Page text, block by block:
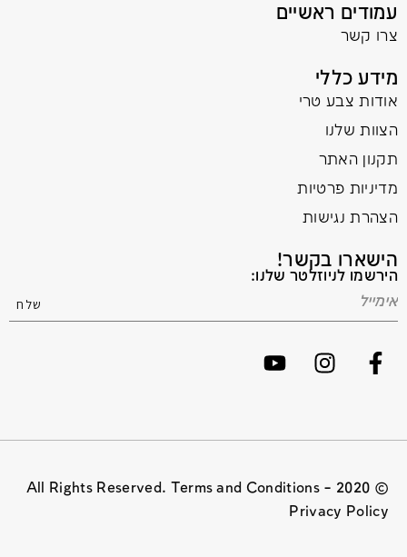
עמודים ראשיים
צרו קשר
מידע כללי
אודות צבע טרי
הצוות שלנו
תקנון האתר
מדיניות פרטיות
הצהרת נגישות
הישארו בקשר!
הירשמו לניוזלטר שלנו:
© 2020 All Rights Reserved. Terms and Conditions –
Privacy Policy